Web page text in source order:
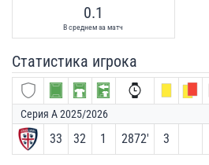
0.1
В среднем за матч
Статистика игрока
Серия А 2025/2026
33 32 1 2872′ 3